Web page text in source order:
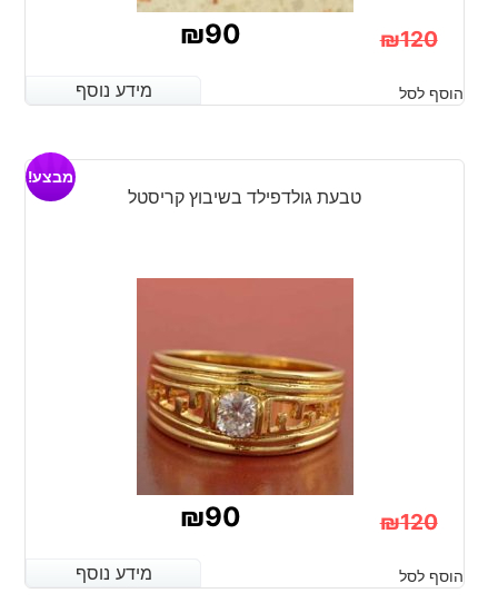
₪120
המקורי
היה:
₪90
הנוכחי
הוא:
מידע נוסף הוסף לסל מידע נוסף
טבעת גולדפילד בשיבוץ קריסטל
מבצע!
₪120
המקורי
₪90
הנוכחי
מידע נוסף הוסף לסל מידע נוסף